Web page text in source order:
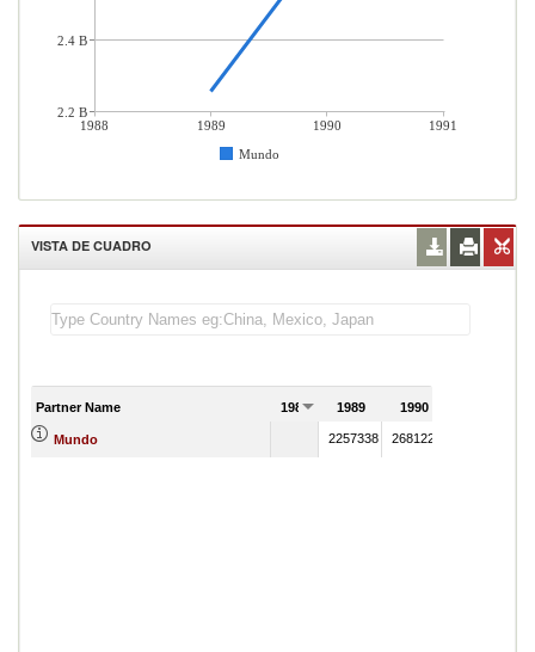
1988 1989 1990
1991
Mundo
2.4 B
2.2 B
VISTA DE CUADRO
Partner Name 1988 1989 1990
Mundo 2257338 2681227